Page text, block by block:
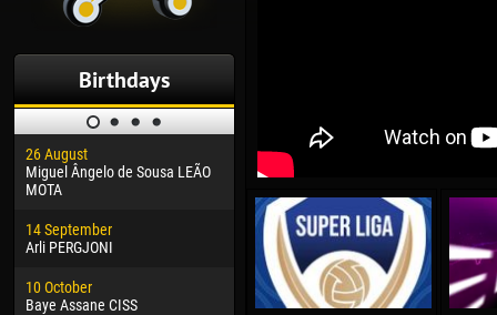
Birthdays
26 August
Miguel Ângelo de Sousa LEÃO
MOTA
14 September
Arli PERGJONI
10 October
Baye Assane CISS
30 January
Dhoraso Moreo KLAS
24 February
Vladislav COSTIN
02 March
Veaceslav COZMA
04
13
24